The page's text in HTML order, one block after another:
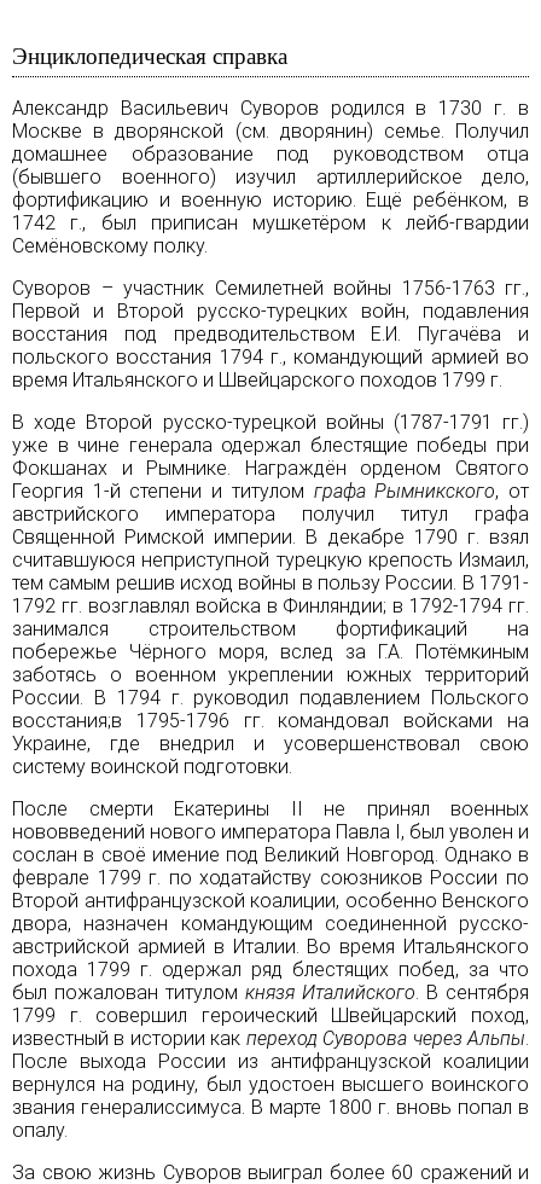
Энциклопедическая справка
Александр Васильевич Суворов родился в 1730 г. в
Москве в дворянской (см. дворянин) семье. Получил
домашнее образование под руководством отца
(бывшего военного) изучил артиллерийское дело,
фортификацию и военную историю. Ещё ребёнком, в
1742 г., был приписан мушкетёром к лейб-гвардии
Семёновскому полку.
Суворов – участник Семилетней войны 1756-1763 гг.,
Первой и Второй русско-турецких войн, подавления
восстания под предводительством Е.И. Пугачёва и
польского восстания 1794 г., командующий армией во
время Итальянского и Швейцарского походов 1799 г.
В ходе Второй русско-турецкой войны (1787-1791 гг.)
уже в чине генерала одержал блестящие победы при
Фокшанах и Рымнике. Награждён орденом Святого
Георгия 1-й степени и титулом графа Рымникского, от
австрийского императора получил титул графа
Священной Римской империи. В декабре 1790 г. взял
считавшуюся неприступной турецкую крепость Измаил,
тем самым решив исход войны в пользу России. В 1791-
1792 гг. возглавлял войска в Финляндии; в 1792-1794 гг.
занимался строительством фортификаций на
побережье Чёрного моря, вслед за Г.А. Потёмкиным
заботясь о военном укреплении южных территорий
России. В 1794 г. руководил подавлением Польского
восстания;в 1795-1796 гг. командовал войсками на
Украине, где внедрил и усовершенствовал свою
систему воинской подготовки.
После смерти Екатерины II не принял военных
нововведений нового императора Павла I, был уволен и
сослан в своё имение под Великий Новгород. Однако в
феврале 1799 г. по ходатайству союзников России по
Второй антифранцузской коалиции, особенно Венского
двора, назначен командующим соединенной русско-
австрийской армией в Италии. Во время Итальянского
похода 1799 г. одержал ряд блестящих побед, за что
был пожалован титулом князя Италийского. В сентября
1799 г. совершил героический Швейцарский поход,
известный в истории как переход Суворова через Альпы.
После выхода России из антифранцузской коалиции
вернулся на родину, был удостоен высшего воинского
звания генералиссимуса. В марте 1800 г. вновь попал в
опалу.
За свою жизнь Суворов выиграл более 60 сражений и